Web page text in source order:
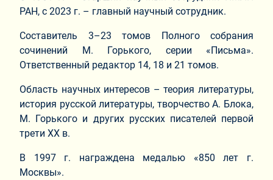
РАН, с 2023 г. – главный научный сотрудник.
Составитель 3–23 томов Полного собрания
сочинений М. Горького, серии «Письма».
Ответственный редактор 14, 18 и 21 томов.
Область научных интересов – теория литературы,
история русской литературы, творчество А. Блока,
М. Горького и других русских писателей первой
трети ХХ в.
В 1997 г. награждена медалью «850 лет г.
Москвы».